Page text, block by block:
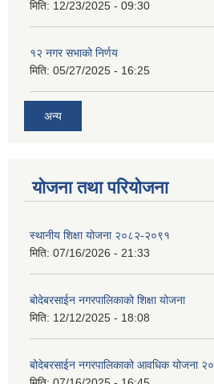
मिति: 12/23/2025 - 09:30
१२ नगर सभाको निर्णय
मिति: 05/27/2025 - 16:25
अन्य
योजना तथा परियोजना
स्थानीय शिक्षा योजना २०८२-२०९१
मिति: 07/16/2026 - 21:33
बोदेबरसाईन नगरपालिकाको शिक्षा योजना
मिति: 12/12/2025 - 18:08
बोदेबरसाईन नगरपालिकाको आवधिक योजना